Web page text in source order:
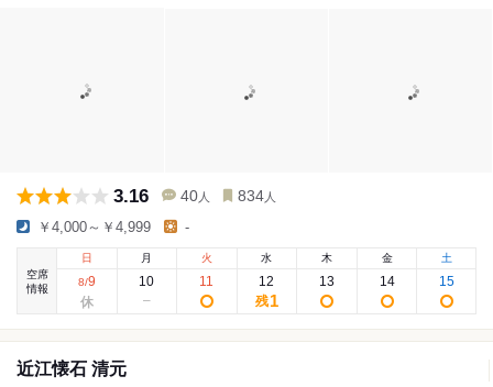
3.16 40 人 834 人
￥4,000～￥4,999 -
空席
情報
日
8/9
月
10
火
11
水
12
残1
木
13
金
14
土
15
近江懐石 清元